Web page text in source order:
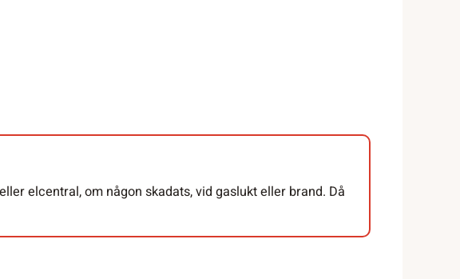
elcentral, om någon skadats, vid gaslukt eller brand. Då